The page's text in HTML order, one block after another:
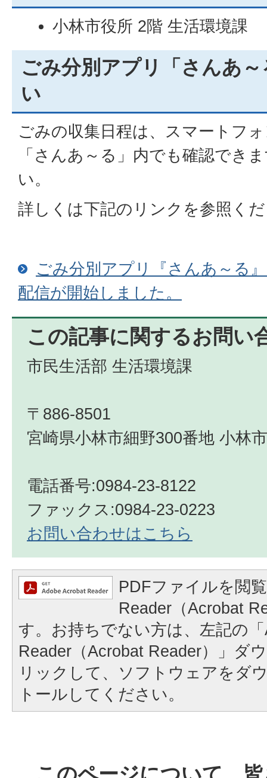
小林市役所 2階 生活環境課
ごみ分別アプリ「さんあ
い
ごみの収集日程は、スマートフ
「さんあ～る」内でも確認でき
い。
詳しくは下記のリンクを参照く
ごみ分別アプリ『さんあ～る
配信が開始しました。
この記事に関するお問い
市民生活部 生活環境課
〒886-8501
宮崎県小林市細野300番地 小林
電話番号:0984-23-8122
ファックス:0984-23-0223
お問い合わせはこちら
PDFファイルを閲
Reader（Acrobat
す。お持ちでない方は、左記の
Reader（Acrobat Reader）」ダ
リックして、ソフトウェアをダ
トールしてください。